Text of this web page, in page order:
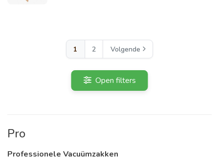
1 2 Volgende
Open filters
Pro
Professionele Vacuümzakken